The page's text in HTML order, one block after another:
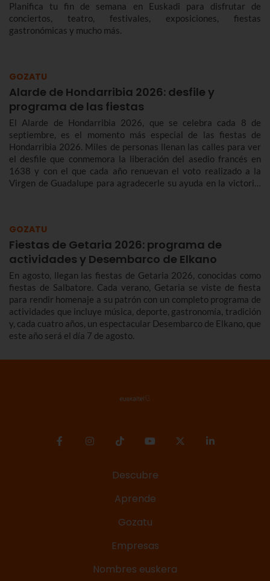
Planifica tu fin de semana en Euskadi para disfrutar de
conciertos, teatro, festivales, exposiciones, fiestas
gastronómicas y mucho más.
GOZATU
Alarde de Hondarribia 2026: desfile y
programa de las fiestas
El Alarde de Hondarribia 2026, que se celebra cada 8 de
septiembre, es el momento más especial de las fiestas de
Hondarribia 2026. Miles de personas llenan las calles para ver
el desfile que conmemora la liberación del asedio francés en
1638 y con el que cada año renuevan el voto realizado a la
Virgen de Guadalupe para agradecerle su ayuda en la victoria.
septiembre.
GOZATU
Fiestas de Getaria 2026: programa de
actividades y Desembarco de Elkano
En agosto, llegan las fiestas de Getaria 2026, conocidas como
fiestas de Salbatore. Cada verano, Getaria se viste de fiesta
para rendir homenaje a su patrón con un completo programa de
actividades que incluye música, deporte, gastronomía, tradición
y, cada cuatro años, un espectacular Desembarco de Elkano, que
este año será el día 7 de agosto.
Descubre
Aprende
Gozatu
Empresas
Nombres euskera